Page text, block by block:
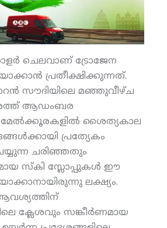
ചെലവാണ് ട്രോജേന
പ്രതീക്ഷിക്കുന്നത്.
സൗദിയിലെ മഞ്ഞുവീഴ്ച
ആഡംബര
ശൈത്യകാല
പ്രത്യേകം
ചരിഞ്ഞതും
സ്‌കി സ്ലോപ്പുകള്‍ ഈ
ലക്ഷ്യം.
ക്ലേശവും സങ്കീര്‍ണമായ